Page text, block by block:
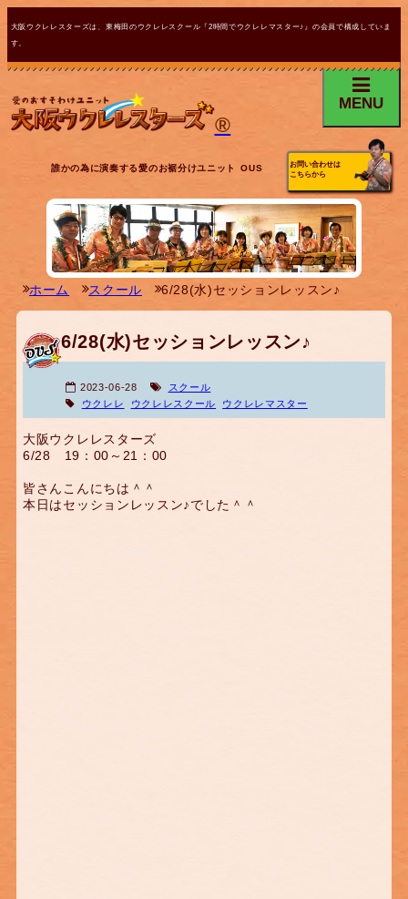
大阪ウクレレスターズは、東梅田のウクレレスクール『2時間でウクレレマスター♪』の会員で構成していま
す。
®
MENU
誰かの為に演奏する愛のお裾分けユニット OUS
お問い合わせは
こちらから
ホーム スクール 6/28(水)セッションレッスン♪
6/28(水)セッションレッスン♪
2023-06-28
スクール
ウクレレ
ウクレレスクール ウクレレマスター
大阪ウクレレスターズ
6/28 19：00～21：00
皆さんこんにちは＾＾
本日はセッションレッスン♪でした＾＾